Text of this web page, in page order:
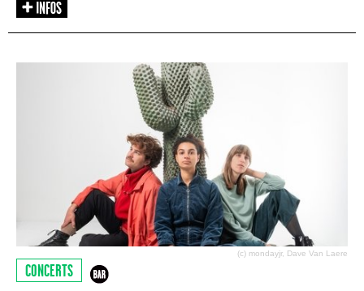
(c) mondayjr, Dave Van Laere
CONCERTS